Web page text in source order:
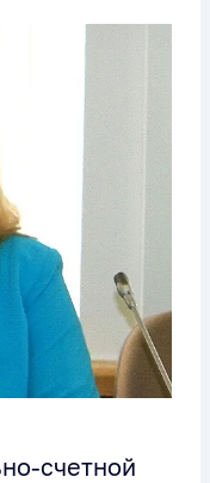
счетной